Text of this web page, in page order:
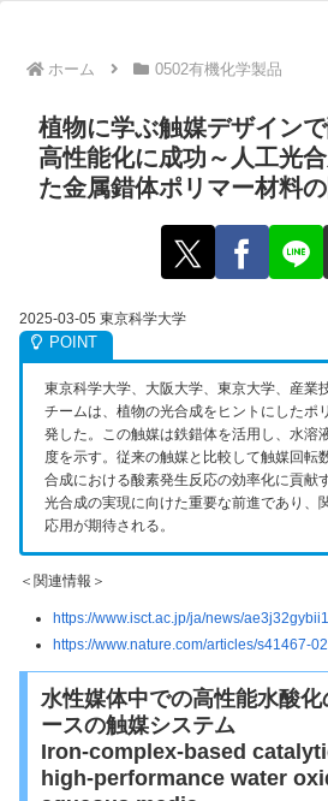
ホーム 0502有機化学製品
植物に学ぶ触媒デザイン
高性能化に成功～人工光
た金属錯体ポリマー材料
2025-03-05 東京科学大学
東京科学大学、大阪大学、東京大学、産業
チームは、植物の光合成をヒントにしたポ
発した。この触媒は鉄錯体を活用し、水溶
度を示す。従来の触媒と比較して触媒回転
合成における酸素発生反応の効率化に貢献
光合成の実現に向けた重要な前進であり、
応用が期待される。
＜関連情報＞
https://www.isct.ac.jp/ja/news/ae3j32gybii1
https://www.nature.com/articles/s41467-
水性媒体中での高性能水酸
ースの触媒システム
Iron-complex-based
high-performance water